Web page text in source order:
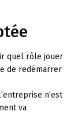
quel rôle jouer
de redémarrer
n’est
va